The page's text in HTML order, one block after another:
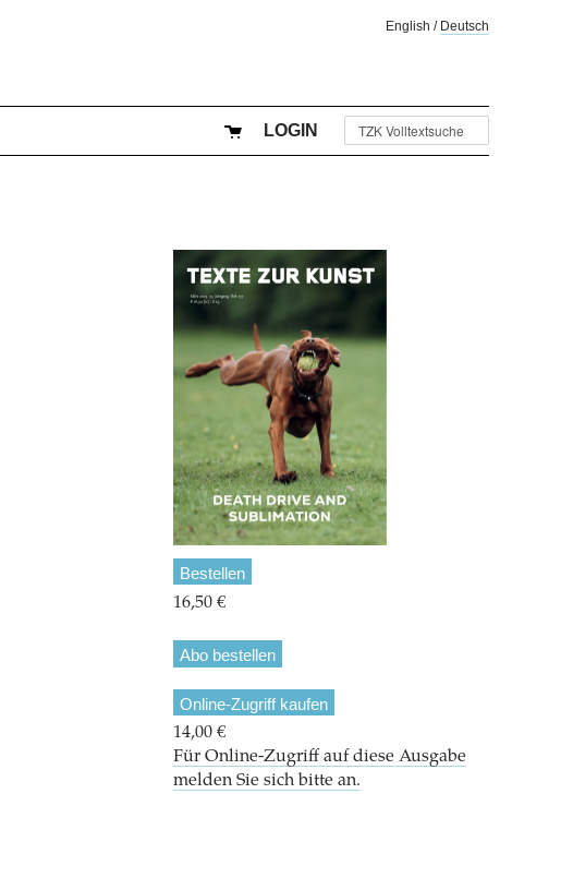
English / Deutsch
LOGIN
Bestellen
16,50 €
Abo bestellen
Online-Zugriff kaufen
14,00 €
Für Online-Zugriff auf diese Ausgabe
melden Sie sich bitte an.